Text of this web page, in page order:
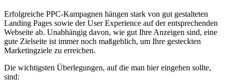
Erfolgreiche PPC-Kampagnen hängen stark von gut gestalteten
Landing Pages sowie der User Experience auf der entsprechenden
Webseite ab. Unabhängig davon, wie gut Ihre Anzeigen sind, eine
gute Zielseite ist immer noch maßgeblich, um Ihre gesteckten
Marketingziele zu erreichen.
Die wichtigsten Überlegungen, auf die man hier eingehen sollte,
sind: